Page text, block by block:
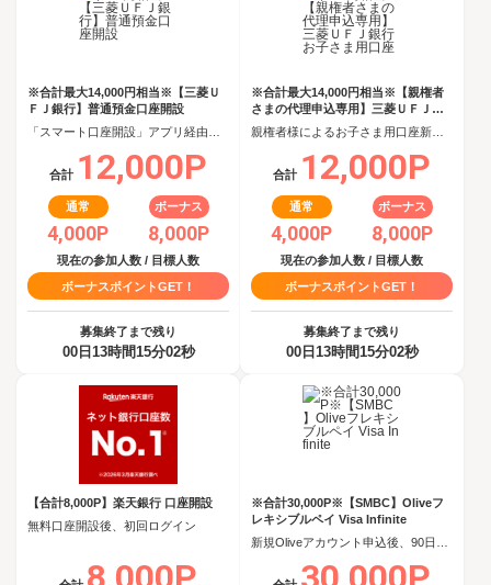
※合計最大14,000円相当※【三菱Ｕ
ＦＪ銀行】普通預金口座開設
合計 12,000P
通常
4,000P
ボーナス
8,000P
現在の参加人数 / 目標人数
ボーナスポイントGET！
募集終了まで残り
00日13時間15分02秒
※合計最大14,000円相当※【親権者
さまの代理申込専用】三菱ＵＦＪ銀
行 お子さま用口座
合計 12,000P
通常
4,000P
ボーナス
8,000P
現在の参加人数 / 目標人数
ボーナスポイントGET！
募集終了まで残り
00日13時間15分02秒
【合計8,000P】楽天銀行 口座開設
無料口座開設後、初回ログイン
※合計30,000P※【SMBC】Oliveフ
レキシブルペイ Visa Infinite